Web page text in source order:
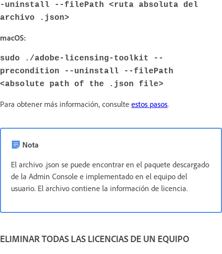
-uninstall --filePath <ruta absoluta del
archivo .json>
macOS:
sudo ./adobe-licensing-toolkit --
precondition --uninstall --filePath
<absolute path of the .json file>
Para obtener más información, consulte estos pasos.
Nota
El archivo .json se puede encontrar en el paquete descargado
de la Admin Console e implementado en el equipo del
usuario. El archivo contiene la información de licencia.
ELIMINAR TODAS LAS LICENCIAS DE UN EQUIPO